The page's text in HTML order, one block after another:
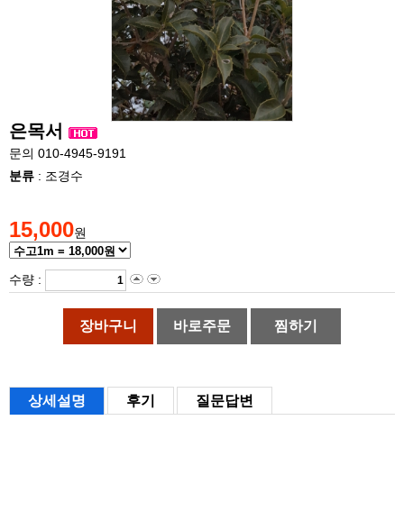
은목서
문의 010-4945-9191
분류 : 조경수
15,000원
수량 :
장바구니 바로주문 찜하기
상세설명 후기 질문답변